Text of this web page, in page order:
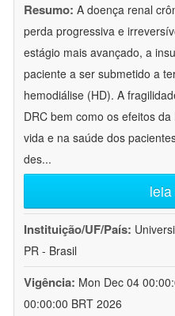
Resumo: A doença renal
perda progressiva e
estágio mais avançado, a
paciente a ser submetido a
hemodiálise (HD). A
DRC bem como os efeitos
vida e na saúde dos
des...
Instituição/UF/País:
PR - Brasil
Vigência: Mon Dec 04
00:00:00 BRT 2026